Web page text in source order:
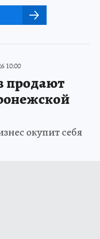
10:00
продают
окупит себя